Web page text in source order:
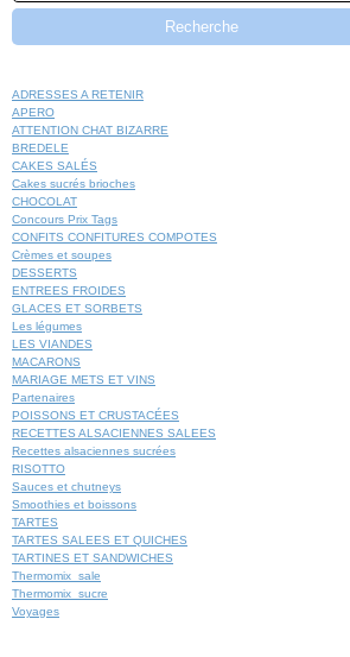
ADRESSES A RETENIR
APERO
ATTENTION CHAT BIZARRE
BREDELE
CAKES SALÉS
Cakes sucrés brioches
CHOCOLAT
Concours Prix Tags
CONFITS CONFITURES COMPOTES
Crèmes et soupes
DESSERTS
ENTREES FROIDES
GLACES ET SORBETS
Les légumes
LES VIANDES
MACARONS
MARIAGE METS ET VINS
Partenaires
POISSONS ET CRUSTACÉES
RECETTES ALSACIENNES SALEES
Recettes alsaciennes sucrées
RISOTTO
Sauces et chutneys
Smoothies et boissons
TARTES
TARTES SALEES ET QUICHES
TARTINES ET SANDWICHES
Thermomix_sale
Thermomix_sucre
Voyages